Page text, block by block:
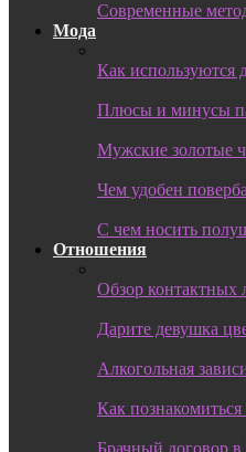
Современные
Мода
Как используются
Плюсы и минусы
Мужские золотые
Чем удобен
С чем носить
Отношения
Обзор контактных
Дарите девушка
Алкогольная
Как
Брачный договор в